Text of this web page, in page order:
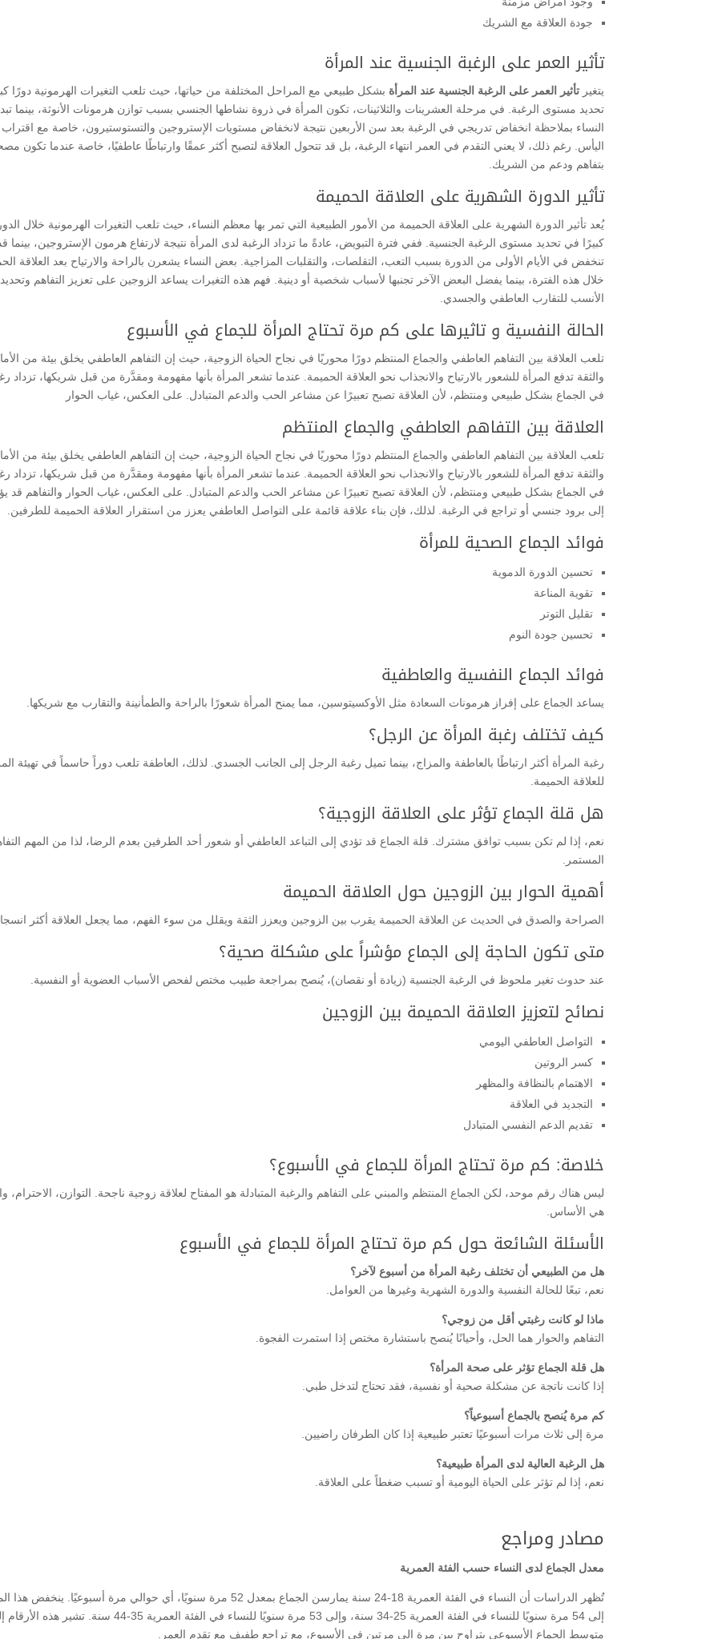
جودة العلاقة مع الشريك
تأثير العمر على الرغبة الجنسية عند المرأة
يتغير تأثير العمر على الرغبة الجنسية عند المرأة بشكل طبيعي مع المراحل المختلفة من حياتها، حيث تلعب التغيرات الهرمونية دورًا
تحديد مستوى الرغبة. في مرحلة العشرينات والثلاثينات، تكون المرأة في ذروة نشاطها الجنسي بسبب توازن هرمونات الأنوثة، بينما
النساء بملاحظة انخفاض تدريجي في الرغبة بعد سن الأربعين نتيجة لانخفاض مستويات الإستروجين والتستوستيرون، خاصة مع
اليأس. رغم ذلك، لا يعني التقدم في العمر انتهاء الرغبة، بل قد تتحول العلاقة لتصبح أكثر عمقًا وارتباطًا عاطفيًا، خاصة عندما تكون
بتفاهم ودعم من الشريك.
تأثير الدورة الشهرية على العلاقة الحميمة
يُعد تأثير الدورة الشهرية على العلاقة الحميمة من الأمور الطبيعية التي تمر بها معظم النساء، حيث تلعب التغيرات الهرمونية خلال
كبيرًا في تحديد مستوى الرغبة الجنسية. ففي فترة التبويض، عادةً ما تزداد الرغبة لدى المرأة نتيجة لارتفاع هرمون الإستروجين، بينما
تنخفض في الأيام الأولى من الدورة بسبب التعب، التقلصات، والتقلبات المزاجية. بعض النساء يشعرن بالراحة والارتياح بعد العلاقة
خلال هذه الفترة، بينما يفضل البعض الآخر تجنبها لأسباب شخصية أو دينية. فهم هذه التغيرات يساعد الزوجين على تعزيز التفاهم
الأنسب للتقارب العاطفي والجسدي.
الحالة النفسية و تاثيرها على كم مرة تحتاج المرأة للجماع في الأسبوع
تلعب العلاقة بين التفاهم العاطفي والجماع المنتظم دورًا محوريًا في نجاح الحياة الزوجية، حيث إن التفاهم العاطفي يخلق بيئة من
والثقة تدفع المرأة للشعور بالارتياح والانجذاب نحو العلاقة الحميمة. عندما تشعر المرأة بأنها مفهومة ومقدَّرة من قبل شريكها، تزداد
في الجماع بشكل طبيعي ومنتظم، لأن العلاقة تصبح تعبيرًا عن مشاعر الحب والدعم المتبادل. على العكس، غياب الحوار
العلاقة بين التفاهم العاطفي والجماع المنتظم
تلعب العلاقة بين التفاهم العاطفي والجماع المنتظم دورًا محوريًا في نجاح الحياة الزوجية، حيث إن التفاهم العاطفي يخلق بيئة من
والثقة تدفع المرأة للشعور بالارتياح والانجذاب نحو العلاقة الحميمة. عندما تشعر المرأة بأنها مفهومة ومقدَّرة من قبل شريكها، تزداد
في الجماع بشكل طبيعي ومنتظم، لأن العلاقة تصبح تعبيرًا عن مشاعر الحب والدعم المتبادل. على العكس، غياب الحوار والتفاهم قد
إلى برود جنسي أو تراجع في الرغبة. لذلك، فإن بناء علاقة قائمة على التواصل العاطفي يعزز من استقرار العلاقة الحميمة للطرفين.
فوائد الجماع الصحية للمرأة
تحسين الدورة الدموية
تقوية المناعة
تقليل التوتر
تحسين جودة النوم
فوائد الجماع النفسية والعاطفية
يساعد الجماع على إفراز هرمونات السعادة مثل الأوكسيتوسين، مما يمنح المرأة شعورًا بالراحة والطمأنينة والتقارب مع شريكها.
كيف تختلف رغبة المرأة عن الرجل؟
رغبة المرأة أكثر ارتباطًا بالعاطفة والمزاج، بينما تميل رغبة الرجل إلى الجانب الجسدي. لذلك، العاطفة تلعب دوراً حاسماً في تهيئة
للعلاقة الحميمة.
هل قلة الجماع تؤثر على العلاقة الزوجية؟
نعم، إذا لم تكن بسبب توافق مشترك. قلة الجماع قد تؤدي إلى التباعد العاطفي أو شعور أحد الطرفين بعدم الرضا، لذا من المهم
المستمر.
أهمية الحوار بين الزوجين حول العلاقة الحميمة
الصراحة والصدق في الحديث عن العلاقة الحميمة يقرب بين الزوجين ويعزز الثقة ويقلل من سوء الفهم، مما يجعل العلاقة أكثر
متى تكون الحاجة إلى الجماع مؤشراً على مشكلة صحية؟
عند حدوث تغير ملحوظ في الرغبة الجنسية (زيادة أو نقصان)، يُنصح بمراجعة طبيب مختص لفحص الأسباب العضوية أو النفسية.
نصائح لتعزيز العلاقة الحميمة بين الزوجين
التواصل العاطفي اليومي
كسر الروتين
الاهتمام بالنظافة والمظهر
التجديد في العلاقة
تقديم الدعم النفسي المتبادل
خلاصة: كم مرة تحتاج المرأة للجماع في الأسبوع؟
ليس هناك رقم موحد، لكن الجماع المنتظم والمبني على التفاهم والرغبة المتبادلة هو المفتاح لعلاقة زوجية ناجحة. التوازن، الاحترام،
هي الأساس.
الأسئلة الشائعة حول كم مرة تحتاج المرأة للجماع في الأسبوع
هل من الطبيعي أن تختلف رغبة المرأة من أسبوع لآخر؟
نعم، تبعًا للحالة النفسية والدورة الشهرية وغيرها من العوامل.
ماذا لو كانت رغبتي أقل من زوجي؟
التفاهم والحوار هما الحل، وأحيانًا يُنصح باستشارة مختص إذا استمرت الفجوة.
هل قلة الجماع تؤثر على صحة المرأة؟
إذا كانت ناتجة عن مشكلة صحية أو نفسية، فقد تحتاج لتدخل طبي.
كم مرة يُنصح بالجماع أسبوعياً؟
مرة إلى ثلاث مرات أسبوعيًا تعتبر طبيعية إذا كان الطرفان راضيين.
هل الرغبة العالية لدى المرأة طبيعية؟
نعم، إذا لم تؤثر على الحياة اليومية أو تسبب ضغطاً على العلاقة.
مصادر ومراجع
معدل الجماع لدى النساء حسب الفئة العمرية
تُظهر الدراسات أن النساء في الفئة العمرية 18-24 سنة يمارسن الجماع بمعدل 52 مرة سنويًا، أي حوالي مرة أسبوعيًا.
إلى 54 مرة سنويًا للنساء في الفئة العمرية 25-34 سنة، وإلى 53 مرة سنويًا للنساء في الفئة العمرية 35-44
متوسط الجماع الأسبوعي يتراوح بين مرة إلى مرتين في الأسبوع، مع تراجع طفيف مع تقدم العمر.